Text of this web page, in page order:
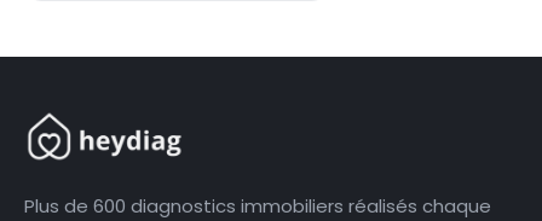
Plus de 600 diagnostics immobiliers réalisés chaque